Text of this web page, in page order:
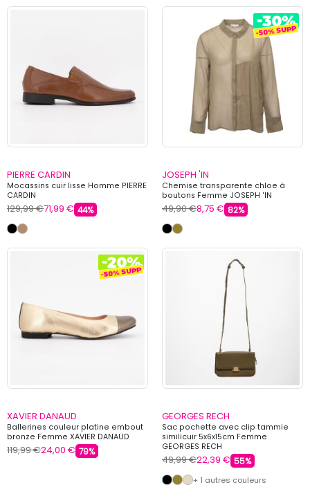
PIERRE CARDIN
Mocassins cuir lisse Homme PIERRE
CARDIN
129,99 €71,99 € 44%
JOSEPH 'IN
Chemise transparente chloe à
boutons Femme JOSEPH 'IN
49,90 €8,75 € 82%
XAVIER DANAUD
Ballerines couleur platine embout
bronze Femme XAVIER DANAUD
119,99 €24,00 € 79%
GEORGES RECH
Sac pochette avec clip tammie
similicuir 5x6x15cm Femme
GEORGES RECH
49,99 €22,39 € 55%
+ 1 autres couleurs